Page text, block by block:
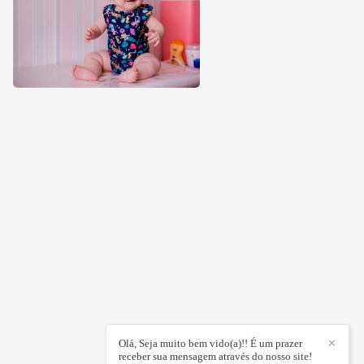
✕
Olá, Seja muito bem vido(a)!! É um prazer
receber sua mensagem através do nosso site!